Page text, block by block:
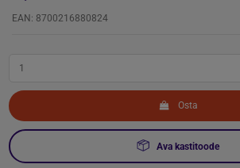
EAN: 8700216880824
Osta
Ava kastitoode